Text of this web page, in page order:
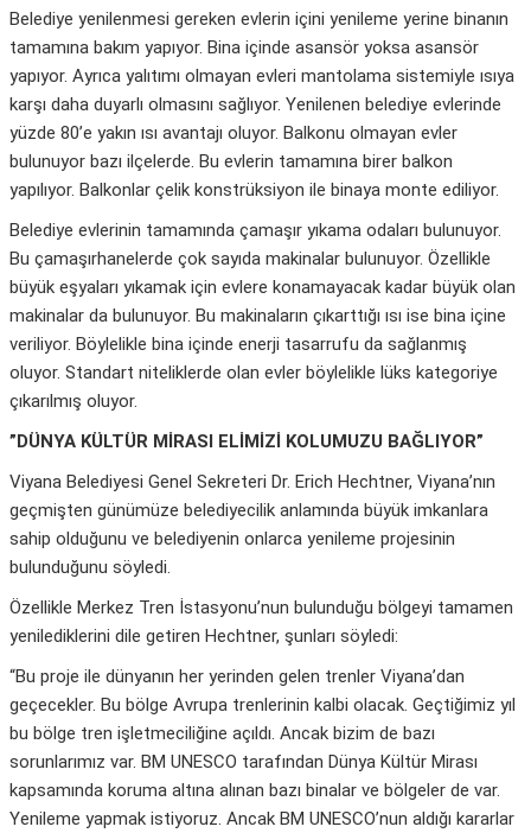
Belediye yenilenmesi gereken evlerin içini yenileme yerine binanın
tamamına bakım yapıyor. Bina içinde asansör yoksa asansör
yapıyor. Ayrıca yalıtımı olmayan evleri mantolama sistemiyle ısıya
karşı daha duyarlı olmasını sağlıyor. Yenilenen belediye evlerinde
yüzde 80’e yakın ısı avantajı oluyor. Balkonu olmayan evler
bulunuyor bazı ilçelerde. Bu evlerin tamamına birer balkon
yapılıyor. Balkonlar çelik konstrüksiyon ile binaya monte ediliyor.
Belediye evlerinin tamamında çamaşır yıkama odaları bulunuyor.
Bu çamaşırhanelerde çok sayıda makinalar bulunuyor. Özellikle
büyük eşyaları yıkamak için evlere konamayacak kadar büyük olan
makinalar da bulunuyor. Bu makinaların çıkarttığı ısı ise bina içine
veriliyor. Böylelikle bina içinde enerji tasarrufu da sağlanmış
oluyor. Standart niteliklerde olan evler böylelikle lüks kategoriye
çıkarılmış oluyor.
”DÜNYA KÜLTÜR MİRASI ELİMİZİ KOLUMUZU BAĞLIYOR”
Viyana Belediyesi Genel Sekreteri Dr. Erich Hechtner, Viyana’nın
geçmişten günümüze belediyecilik anlamında büyük imkanlara
sahip olduğunu ve belediyenin onlarca yenileme projesinin
bulunduğunu söyledi.
Özellikle Merkez Tren İstasyonu’nun bulunduğu bölgeyi tamamen
yenilediklerini dile getiren Hechtner, şunları söyledi:
“Bu proje ile dünyanın her yerinden gelen trenler Viyana’dan
geçecekler. Bu bölge Avrupa trenlerinin kalbi olacak. Geçtiğimiz yıl
bu bölge tren işletmeciliğine açıldı. Ancak bizim de bazı
sorunlarımız var. BM UNESCO tarafından Dünya Kültür Mirası
kapsamında koruma altına alınan bazı binalar ve bölgeler de var.
Yenileme yapmak istiyoruz. Ancak BM UNESCO’nun aldığı kararlar